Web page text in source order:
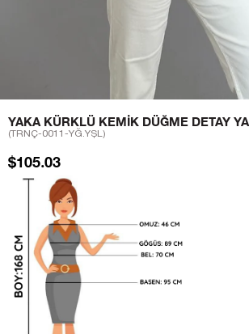
YAKA KÜRKLÜ KEMIK DÜĞME DETAY
(TRNÇ-0011-YĞ.YŞL)
$105.03